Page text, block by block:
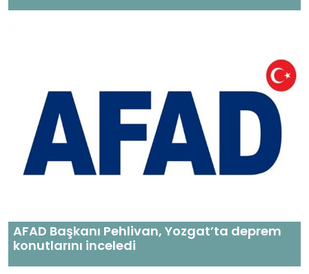
AFAD Başkanı Pehlivan, Yozgat’ta deprem
konutlarını inceledi